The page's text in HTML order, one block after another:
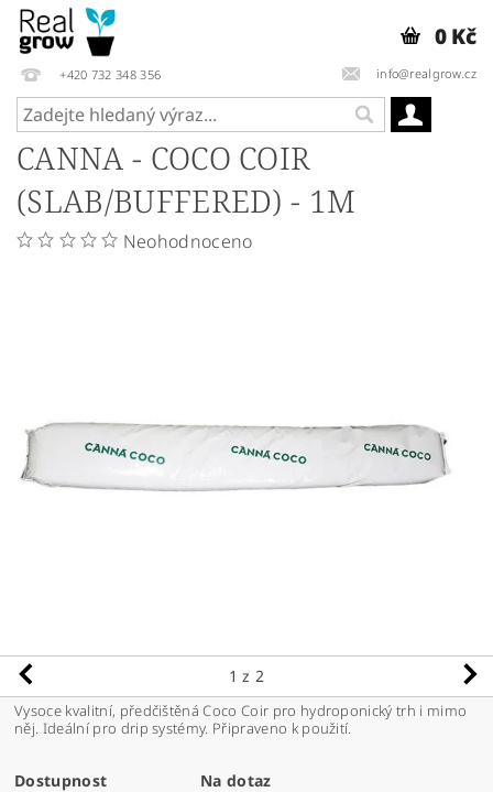
+420 732 348 356 info@realgrow.cz
0 Kč
CANNA - COCO COIR
(SLAB/BUFFERED) - 1M
Neohodnoceno
1 z 2
Vysoce kvalitní, předčištěná Coco Coir pro hydroponický trh i mimo
něj. Ideální pro drip systémy. Připraveno k použití.
Dostupnost Na dotaz